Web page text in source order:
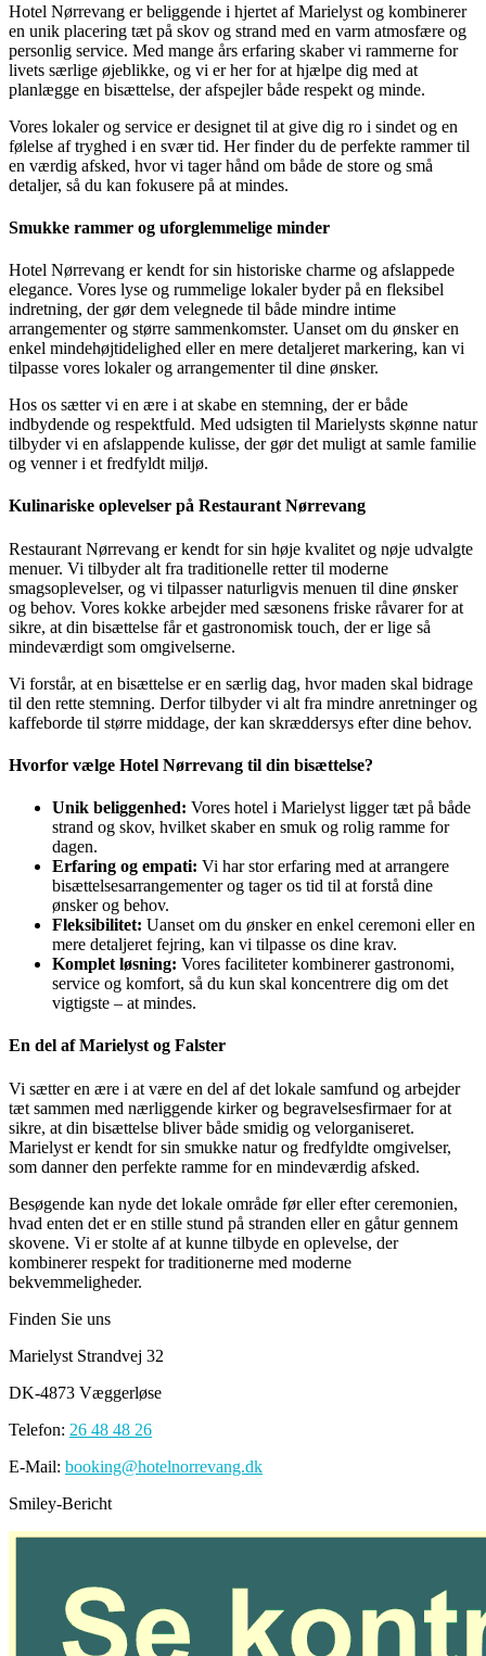
Hotel Nørrevang er beliggende i hjertet af Marielyst og kombinerer
en unik placering tæt på skov og strand med en varm atmosfære og
personlig service. Med mange års erfaring skaber vi rammerne for
livets særlige øjeblikke, og vi er her for at hjælpe dig med at
planlægge en bisættelse, der afspejler både respekt og minde.
Vores lokaler og service er designet til at give dig ro i sindet og en
følelse af tryghed i en svær tid. Her finder du de perfekte rammer til
en værdig afsked, hvor vi tager hånd om både de store og små
detaljer, så du kan fokusere på at mindes.
Smukke rammer og uforglemmelige minder
Hotel Nørrevang er kendt for sin historiske charme og afslappede
elegance. Vores lyse og rummelige lokaler byder på en fleksibel
indretning, der gør dem velegnede til både mindre intime
arrangementer og større sammenkomster. Uanset om du ønsker en
enkel mindehøjtidelighed eller en mere detaljeret markering, kan vi
tilpasse vores lokaler og arrangementer til dine ønsker.
Hos os sætter vi en ære i at skabe en stemning, der er både
indbydende og respektfuld. Med udsigten til Marielysts skønne natur
tilbyder vi en afslappende kulisse, der gør det muligt at samle familie
og venner i et fredfyldt miljø.
Kulinariske oplevelser på Restaurant Nørrevang
Restaurant Nørrevang er kendt for sin høje kvalitet og nøje udvalgte
menuer. Vi tilbyder alt fra traditionelle retter til moderne
smagsoplevelser, og vi tilpasser naturligvis menuen til dine ønsker
og behov. Vores kokke arbejder med sæsonens friske råvarer for at
sikre, at din bisættelse får et gastronomisk touch, der er lige så
mindeværdigt som omgivelserne.
Vi forstår, at en bisættelse er en særlig dag, hvor maden skal bidrage
til den rette stemning. Derfor tilbyder vi alt fra mindre anretninger og
kaffeborde til større middage, der kan skræddersys efter dine behov.
Hvorfor vælge Hotel Nørrevang til din bisættelse?
Unik beliggenhed: Vores hotel i Marielyst ligger tæt på både
strand og skov, hvilket skaber en smuk og rolig ramme for
dagen.
Erfaring og empati: Vi har stor erfaring med at arrangere
bisættelsesarrangementer og tager os tid til at forstå dine
ønsker og behov.
Fleksibilitet: Uanset om du ønsker en enkel ceremoni eller en
mere detaljeret fejring, kan vi tilpasse os dine krav.
Komplet løsning: Vores faciliteter kombinerer gastronomi,
service og komfort, så du kun skal koncentrere dig om det
vigtigste – at mindes.
En del af Marielyst og Falster
Vi sætter en ære i at være en del af det lokale samfund og arbejder
tæt sammen med nærliggende kirker og begravelsesfirmaer for at
sikre, at din bisættelse bliver både smidig og velorganiseret.
Marielyst er kendt for sin smukke natur og fredfyldte omgivelser,
som danner den perfekte ramme for en mindeværdig afsked.
Besøgende kan nyde det lokale område før eller efter ceremonien,
hvad enten det er en stille stund på stranden eller en gåtur gennem
skovene. Vi er stolte af at kunne tilbyde en oplevelse, der
kombinerer respekt for traditionerne med moderne
bekvemmeligheder.
Finden Sie uns
Marielyst Strandvej 32
DK-4873 Væggerløse
Telefon: 26 48 48 26
E-Mail: booking@hotelnorrevang.dk
Smiley-Bericht